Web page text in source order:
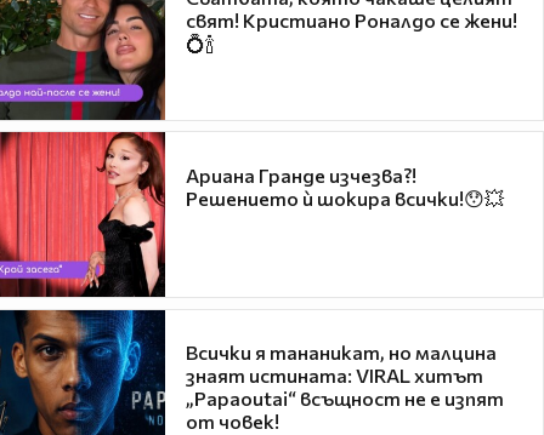
свят! Кристиано Роналдо се жени!
💍🍾
Ариана Гранде изчезва?!
Решението ѝ шокира всички!😯💥
Всички я тананикат, но малцина
знаят истината: VIRAL хитът
„Papaoutai“ всъщност не е изпят
от човек!